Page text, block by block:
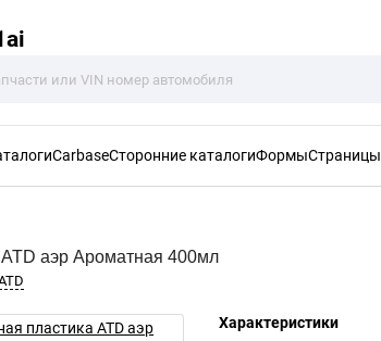
CarbaseСторонние каталогиФормыСтраницы
аэр Ароматная 400мл
Характеристики